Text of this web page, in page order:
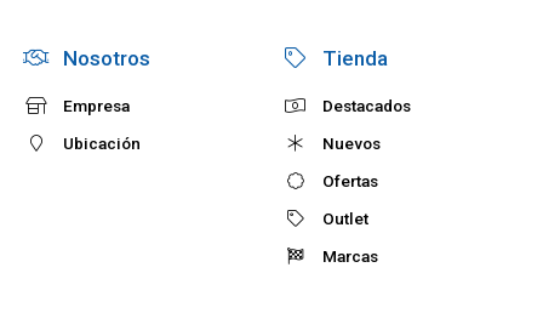
Nosotros
Empresa
Ubicación
Tienda
Destacados
Nuevos
Ofertas
Outlet
Marcas